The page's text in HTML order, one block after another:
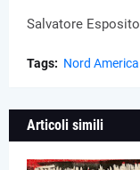
Salvatore Esposito
Tags: Nord America
Articoli simili